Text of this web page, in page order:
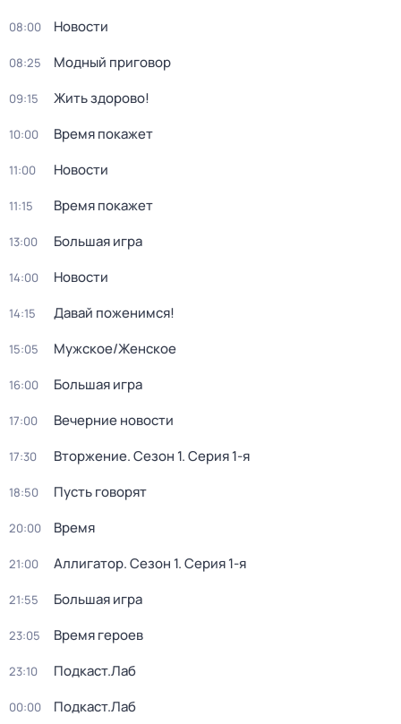
08:00 Новости
08:25 Модный приговор
09:15 Жить здорово!
10:00 Время покажет
11:00 Новости
11:15 Время покажет
13:00 Большая игра
14:00 Новости
14:15 Давай поженимся!
15:05 Мужское/Женское
16:00 Большая игра
17:00 Вечерние новости
17:30 Вторжение. Сезон 1. Серия 1-я
18:50 Пусть говорят
20:00 Время
21:00 Аллигатор. Сезон 1. Серия 1-я
21:55 Большая игра
23:05 Время героев
23:10 Подкаст.Лаб
00:00 Подкаст.Лаб